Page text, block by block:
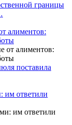
границы
алиментов:
поставила
им ответили